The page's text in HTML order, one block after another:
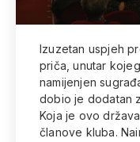
Izuzetan uspjeh
priča, unutar
namijenjen
dobio je dodatan
Koja je ovo
članove kluba.